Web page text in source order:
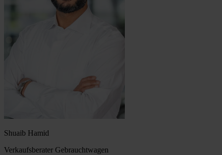
Shuaib Hamid
Verkaufsberater Gebrauchtwagen